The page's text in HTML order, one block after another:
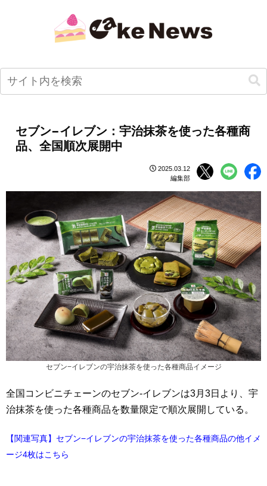
セブン−イレブン：宇治抹茶を使った各種商
品、全国順次展開中
2025.03.12
編集部
セブン−イレブンの宇治抹茶を使った各種商品イメージ
全国コンビニチェーンのセブン‐イレブンは3月3日より、宇
治抹茶を使った各種商品を数量限定で順次展開している。
【関連写真】セブン−イレブンの宇治抹茶を使った各種商品の他イメ
ージ4枚はこちら